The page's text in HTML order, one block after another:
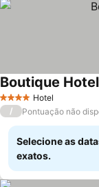
4 EstrelasHotel
Boutique
/ Pontuação não
Selecione as
exatos.